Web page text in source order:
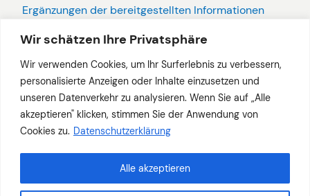
Wir schätzen Ihre Privatsphäre
Wir verwenden Cookies, um Ihr Surferlebnis zu verbessern,
personalisierte Anzeigen oder Inhalte einzusetzen und
unseren Datenverkehr zu analysieren. Wenn Sie auf „Alle
akzeptieren" klicken, stimmen Sie der Anwendung von
Cookies zu. Datenschutzerklärung
Alle akzeptieren
Ergänzungen der bereitgestellten Informationen
Angaben i. S. v. § 5 TMG und § 18 Abs. 2 MStV
Zuletzt aktualisiert: 12. Januar 2026
Impressum und Kontakt Datenschutzerklärung